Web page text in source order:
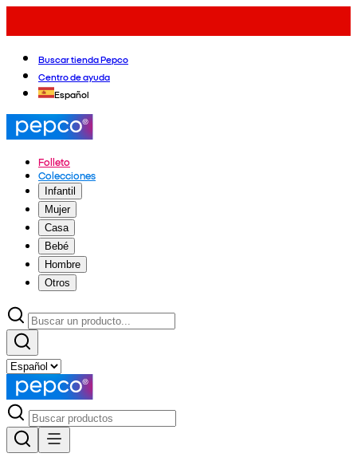
Buscar tienda Pepco
Centro de ayuda
Español
Folleto
Colecciones
Infantil
Mujer
Casa
Bebé
Hombre
Otros